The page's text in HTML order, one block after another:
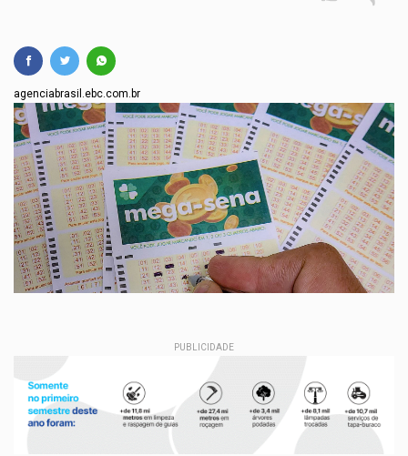
agenciabrasil.ebc.com.br
PUBLICIDADE